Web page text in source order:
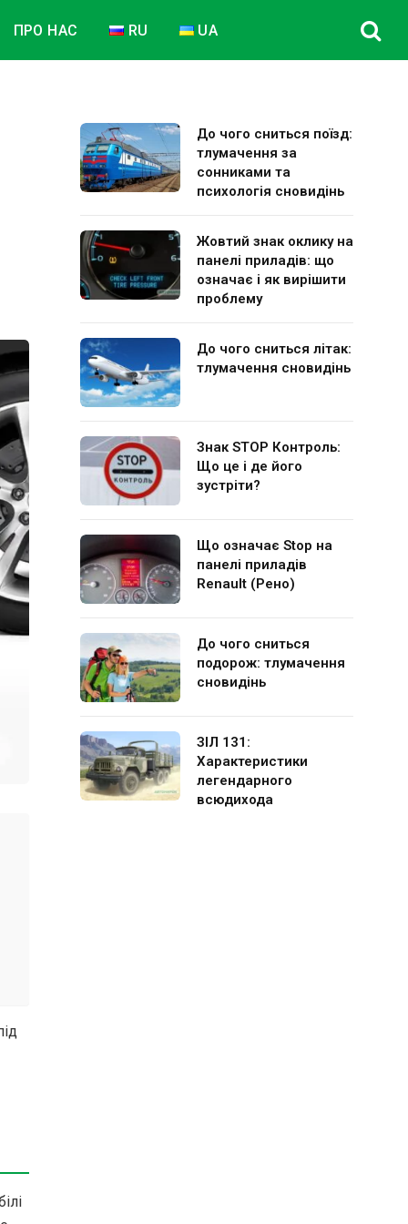
ПРО НАС RU UA
До чого сниться поїзд:
тлумачення за
сонниками та
психологія сновидінь
Жовтий знак оклику на
панелі приладів: що
означає і як вирішити
проблему
До чого сниться літак:
тлумачення сновидінь
Знак STOP Контроль:
Що це і де його
зустріти?
Що означає Stop на
панелі приладів
Renault (Рено)
До чого сниться
подорож: тлумачення
сновидінь
ЗІЛ 131:
Характеристики
легендарного
всюдихода